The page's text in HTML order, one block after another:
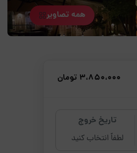
همه تصاویر
3،850،000 تومان
تاریخ خروج
لطفاً انتخاب کنید